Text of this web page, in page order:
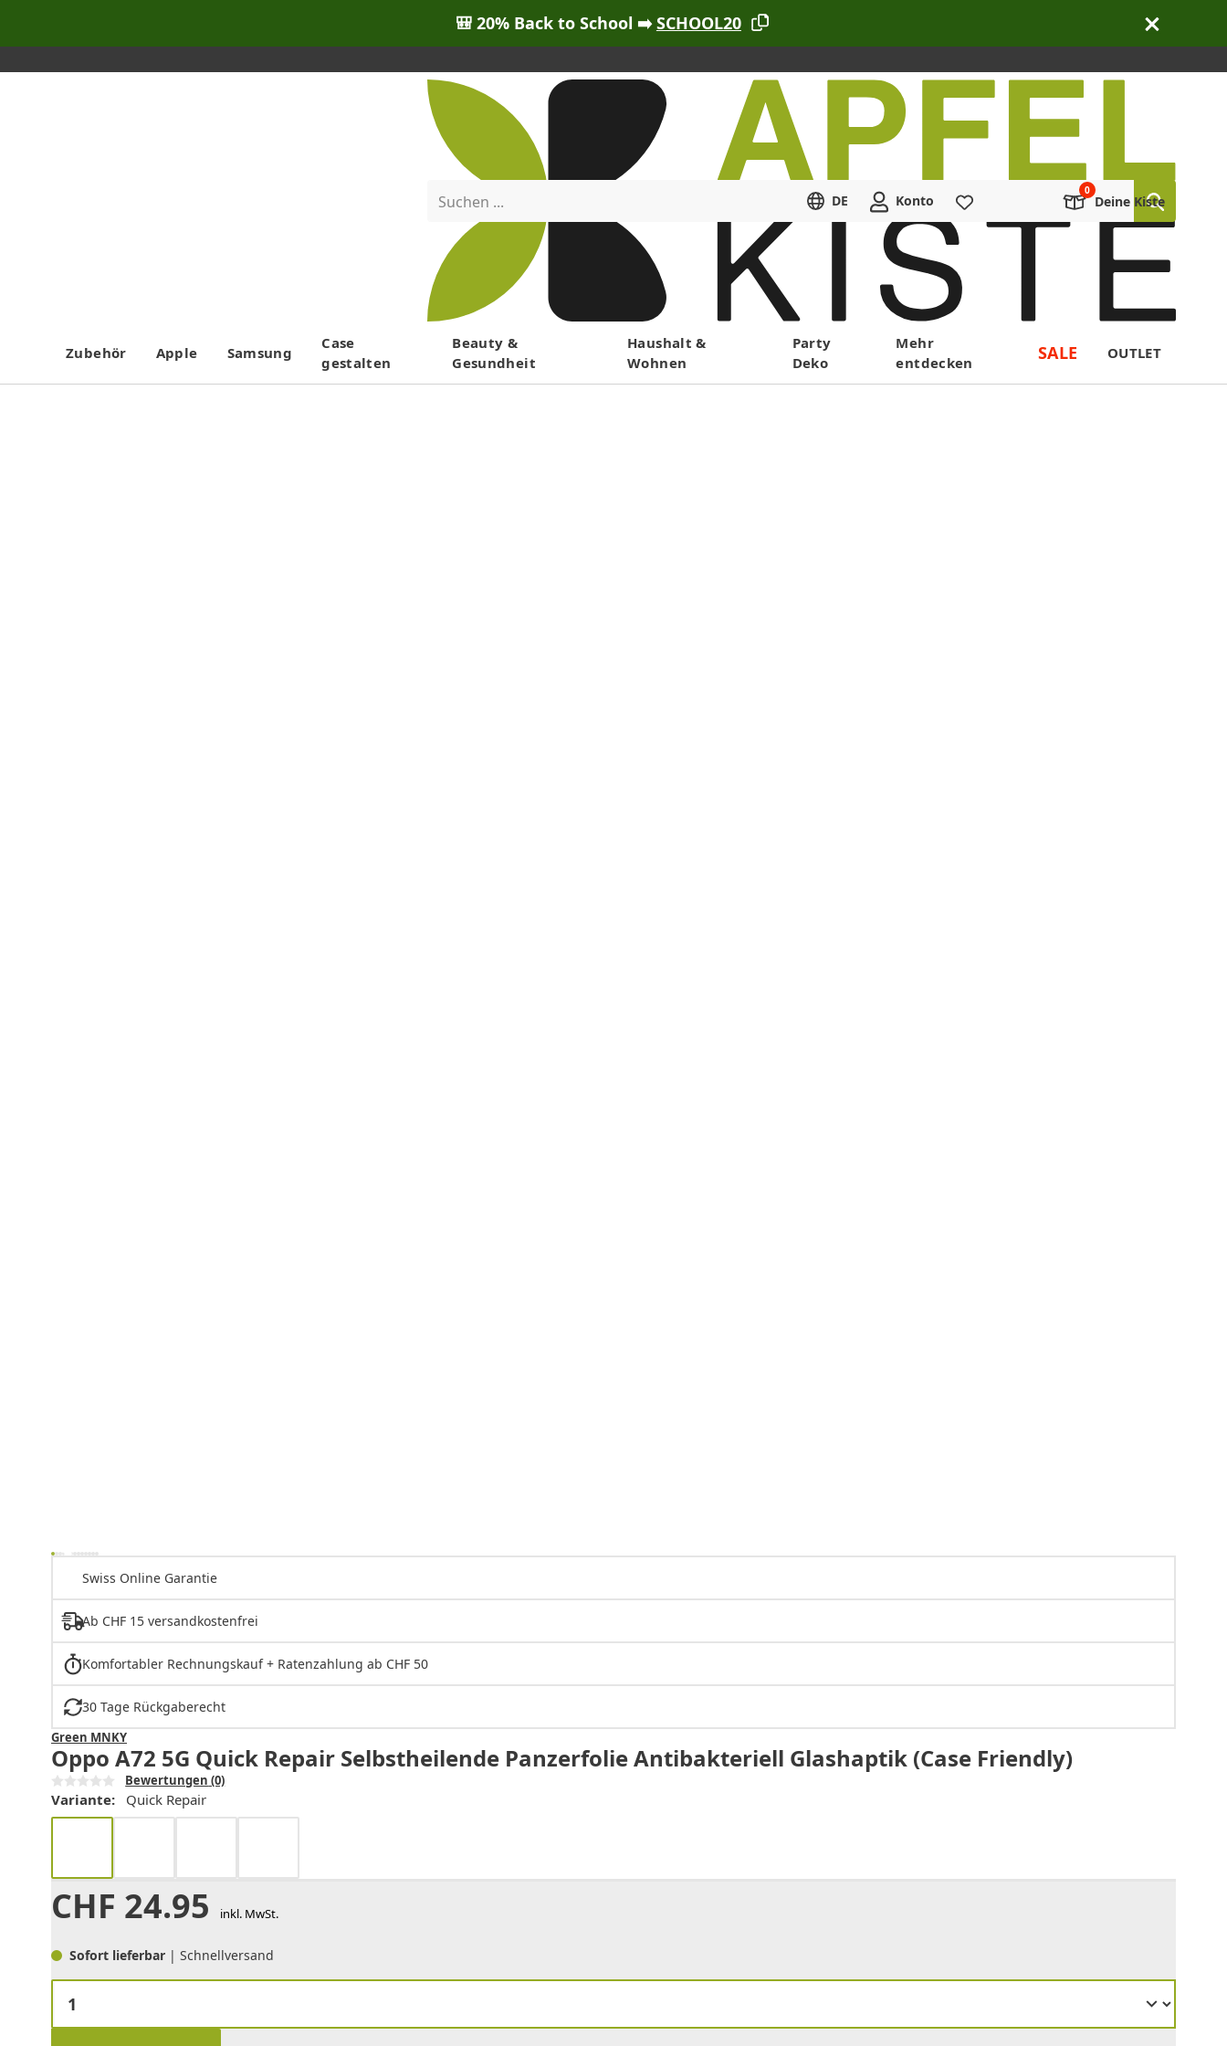
🎒 20% Back to School ➡️SCHOOL20
Menü
Suchen ... DE Konto Deine Kiste
Zubehör Apple Samsung
Case
gestalten
Beauty &
Gesundheit
Haushalt &
Wohnen
Party
Deko
Mehr
entdecken
SALE OUTLET
Swiss Online Garantie
Ab CHF 15 versandkostenfrei
Komfortabler Rechnungskauf + Ratenzahlung ab CHF 50
30 Tage Rückgaberecht
Green MNKY
Oppo A72 5G Quick Repair Selbstheilende Panzerfolie Antibakteriell Glashaptik (Case Friendly)
Bewertungen (0)
Variante: Quick Repair
CHF 24.95 inkl. MwSt.
Sofort lieferbar | Schnellversand